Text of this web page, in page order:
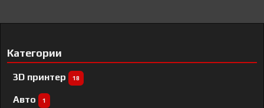
Категории
3D принтер 18
Авто 1